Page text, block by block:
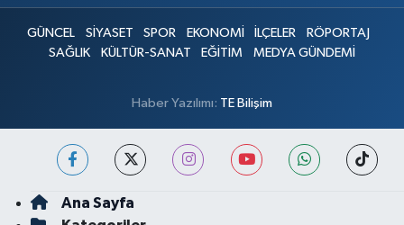
GÜNCEL SİYASET SPOR EKONOMİ İLÇELER
RÖPORTAJ
SAĞLIK
KÜLTÜR-SANAT EĞİTİM MEDYA GÜNDEMİ
Haber Yazılımı: TE Bilişim
Ana Sayfa